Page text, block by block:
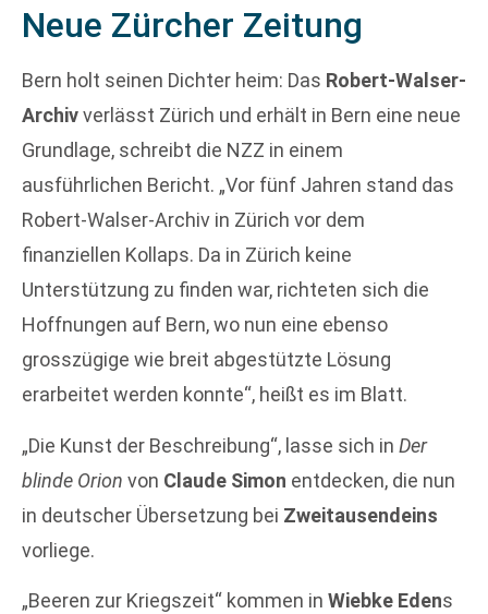
Neue Zürcher Zeitung
Bern holt seinen Dichter heim: Das Robert-Walser-
Archivverlässt Zürich und erhält in Bern eine neue
Grundlage, schreibt die NZZ in einem
ausführlichen Bericht. „Vor fünf Jahren stand das
Robert-Walser-Archiv in Zürich vor dem
finanziellen Kollaps. Da in Zürich keine
Unterstützung zu finden war, richteten sich die
Hoffnungen auf Bern, wo nun eine ebenso
grosszügige wie breit abgestützte Lösung
erarbeitet werden konnte“, heißt es im Blatt.
„Die Kunst der Beschreibung“, lasse sich in Der
blinde Orion von Claude Simon entdecken, die nun
in deutscher Übersetzung bei Zweitausendeins
vorliege.
„Beeren zur Kriegszeit“ kommen in Wiebke Edens